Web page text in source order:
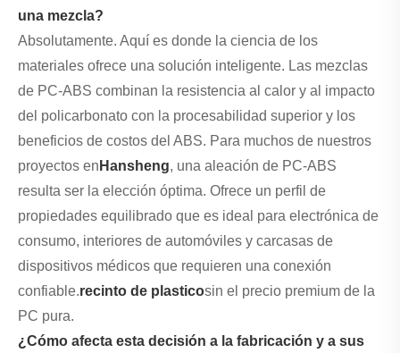
una mezcla?
Absolutamente. Aquí es donde la ciencia de los
materiales ofrece una solución inteligente. Las mezclas
de PC-ABS combinan la resistencia al calor y al impacto
del policarbonato con la procesabilidad superior y los
beneficios de costos del ABS. Para muchos de nuestros
proyectos en Hansheng, una aleación de PC-ABS
resulta ser la elección óptima. Ofrece un perfil de
propiedades equilibrado que es ideal para electrónica de
consumo, interiores de automóviles y carcasas de
dispositivos médicos que requieren una conexión
confiable.recinto de plasticosin el precio premium de la
PC pura.
¿Cómo afecta esta decisión a la fabricación y a sus